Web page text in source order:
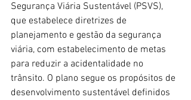
Segurança Viária Sustentável (PSVS),
que estabelece diretrizes de
planejamento e gestão da segurança
viária, com estabelecimento de metas
para reduzir a acidentalidade no
trânsito. O plano segue os propósitos de
desenvolvimento sustentável definidos